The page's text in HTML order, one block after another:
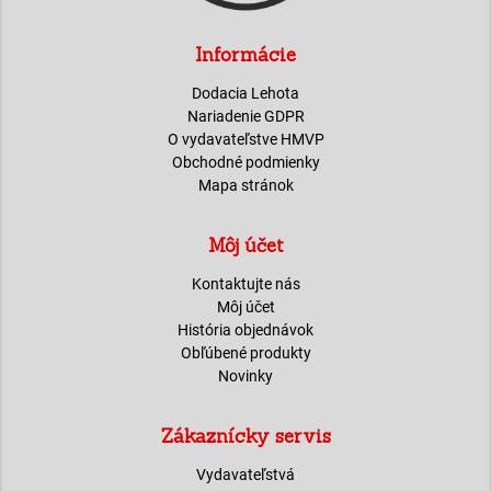
Informácie
Dodacia Lehota
Nariadenie GDPR
O vydavateľstve HMVP
Obchodné podmienky
Mapa stránok
Môj účet
Kontaktujte nás
Môj účet
História objednávok
Obľúbené produkty
Novinky
Zákaznícky servis
Vydavateľstvá